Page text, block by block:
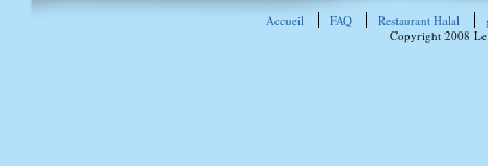
Accueil FAQ Restaurant Halal
Copyright 2008